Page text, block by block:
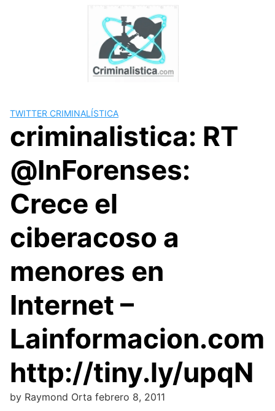
TWITTER CRIMINALÍSTICA
criminalistica: RT
@InForenses:
Crece el
ciberacoso a
menores en
Internet –
Lainformacion.com
http://tiny.ly/upqN
by Raymond Orta febrero 8, 2011